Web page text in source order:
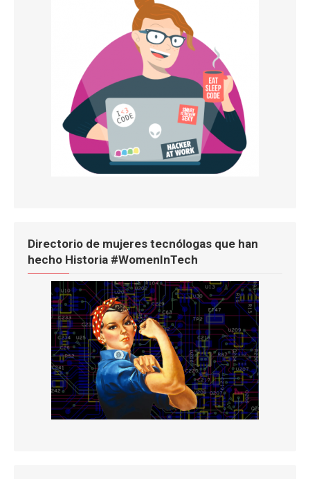
Directorio de mujeres tecnólogas que han
hecho Historia #WomenInTech